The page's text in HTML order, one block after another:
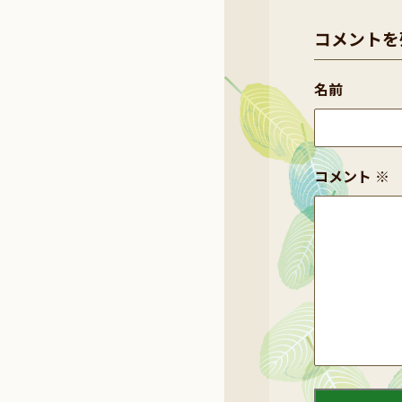
コメント
コメント ※
名前